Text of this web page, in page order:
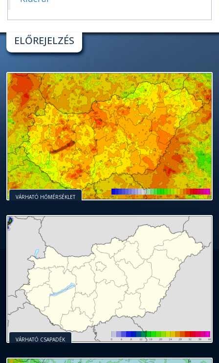
ELŐREJELZÉS
VÁRHATÓ HŐMÉRSÉKLET
VÁRHATÓ CSAPADÉK